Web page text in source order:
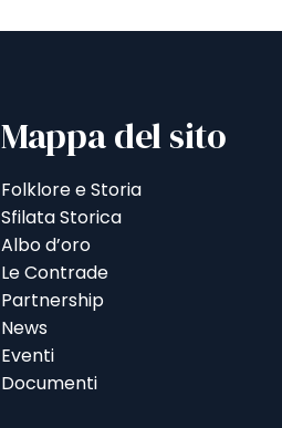
Mappa del sito
Folklore e Storia
Sfilata Storica
Albo d’oro
Le Contrade
Partnership
News
Eventi
Documenti